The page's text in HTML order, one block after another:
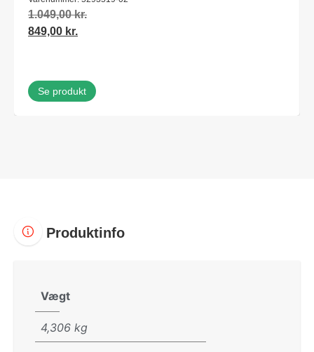
1.049,00kr.
849,00 kr.
Se produkt
Produktinfo
Vægt
4,306 kg